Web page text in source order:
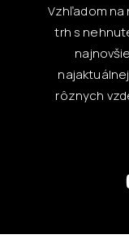
Vzhľadom na
trh s
rôznych